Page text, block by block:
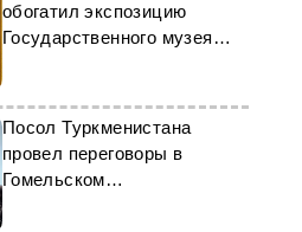
обогатил экспозицию
Государственного музея
Посол Туркменистана
провел переговоры в
Гомельском
государственном